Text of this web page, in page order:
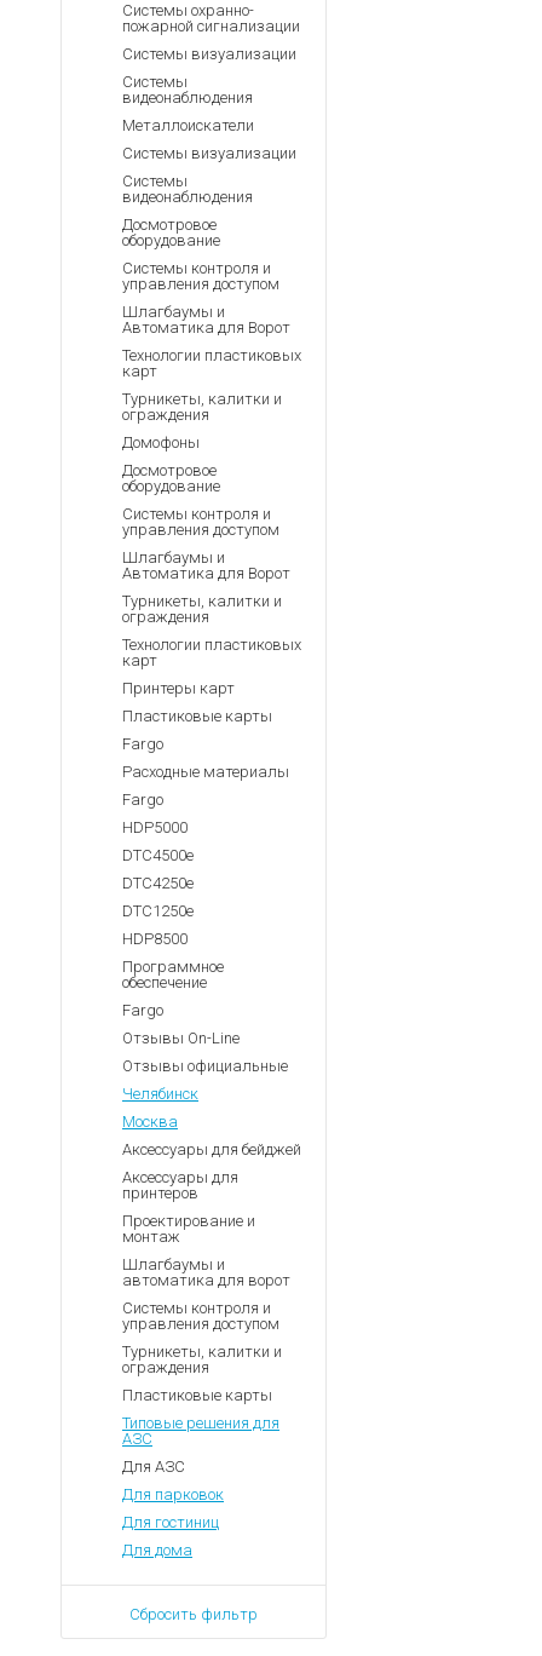
Системы охранно-
пожарной сигнализации
Системы визуализации
Системы
видеонаблюдения
Металлоискатели
Системы визуализации
Системы
видеонаблюдения
Досмотровое
оборудование
Системы контроля и
управления доступом
Шлагбаумы и
Автоматика для Ворот
Технологии пластиковых
карт
Турникеты, калитки и
ограждения
Домофоны
Досмотровое
оборудование
Системы контроля и
управления доступом
Шлагбаумы и
Автоматика для Ворот
Турникеты, калитки и
ограждения
Технологии пластиковых
карт
Принтеры карт
Пластиковые карты
Fargo
Расходные материалы
Fargo
HDP5000
DTC4500e
DTC4250e
DTC1250e
HDP8500
Программное
обеспечение
Fargo
Отзывы On-Line
Отзывы официальные
Челябинск
Москва
Аксессуары для бейджей
Аксессуары для
принтеров
Проектирование и
монтаж
Шлагбаумы и
автоматика для ворот
Системы контроля и
управления доступом
Турникеты, калитки и
ограждения
Пластиковые карты
Типовые решения для
АЗС
Для АЗС
Для парковок
Для гостиниц
Для дома
Сбросить фильтр